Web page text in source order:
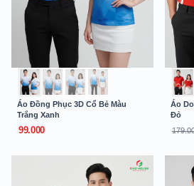
Áo Đồng Phục 3D Cổ Bẻ Màu
Trắng Xanh
99.000
Áo
Đỏ